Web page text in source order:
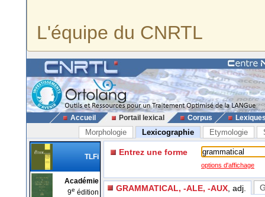
L'équipe du CNRTL
Accueil Portail lexical Corpus
Morphologie Lexicographie Etymologie
TLFi
Académie
9e édition
Entrez une forme
options d'affichage
GRAMMATICAL, -ALE, -AUX , adj.